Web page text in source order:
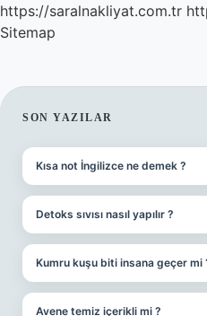
https://saralnakliyat.com.tr
Sitemap
SIDEBAR
SON YAZILAR
Kısa not İngilizce ne demek ?
Detoks sıvısı nasıl yapılır ?
Kumru kuşu biti insana geçer mi
Avene temiz içerikli mi ?